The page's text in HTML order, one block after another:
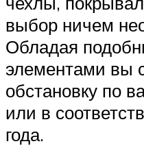
выбор ничем
Обладая
элементами вы
обстановку по
или в
года.